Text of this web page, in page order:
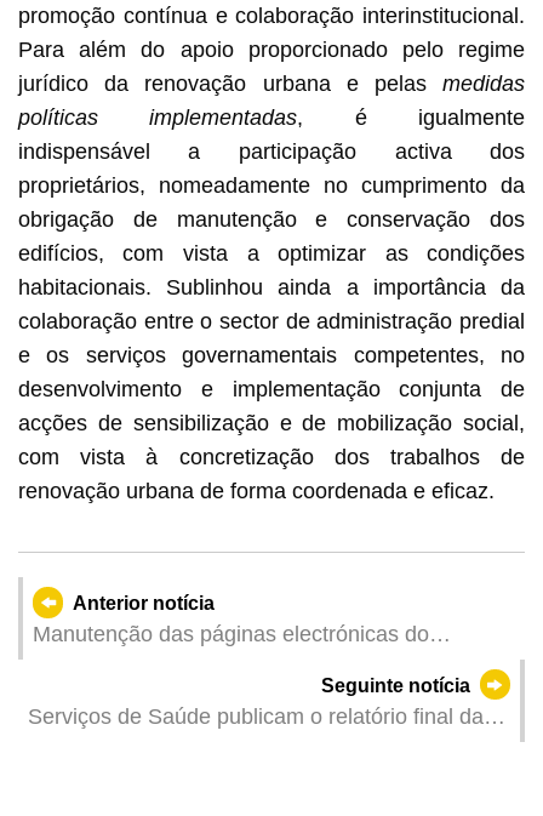
promoção contínua e colaboração interinstitucional.
Para além do apoio proporcionado pelo regime
jurídico da renovação urbana e pelasmedidas
políticas implementadas, é igualmente
indispensável a participação activa dos
proprietários, nomeadamente no cumprimento da
obrigação de manutenção e conservação dos
edifícios, com vista a optimizar as condições
habitacionais. Sublinhou ainda a importância da
colaboração entre o sector de administração predial
e os serviços governamentais competentes, no
desenvolvimento e implementação conjunta de
acções de sensibilização e de mobilização social,
com vista à concretização dos trabalhos de
renovação urbana de forma coordenada e eficaz.
Anterior notícia
Manutenção das páginas electrónicas do
Gabinete do Secretário para a Segurança e das
Seguinte notícia
Serviços de Saúde publicam o relatório final da